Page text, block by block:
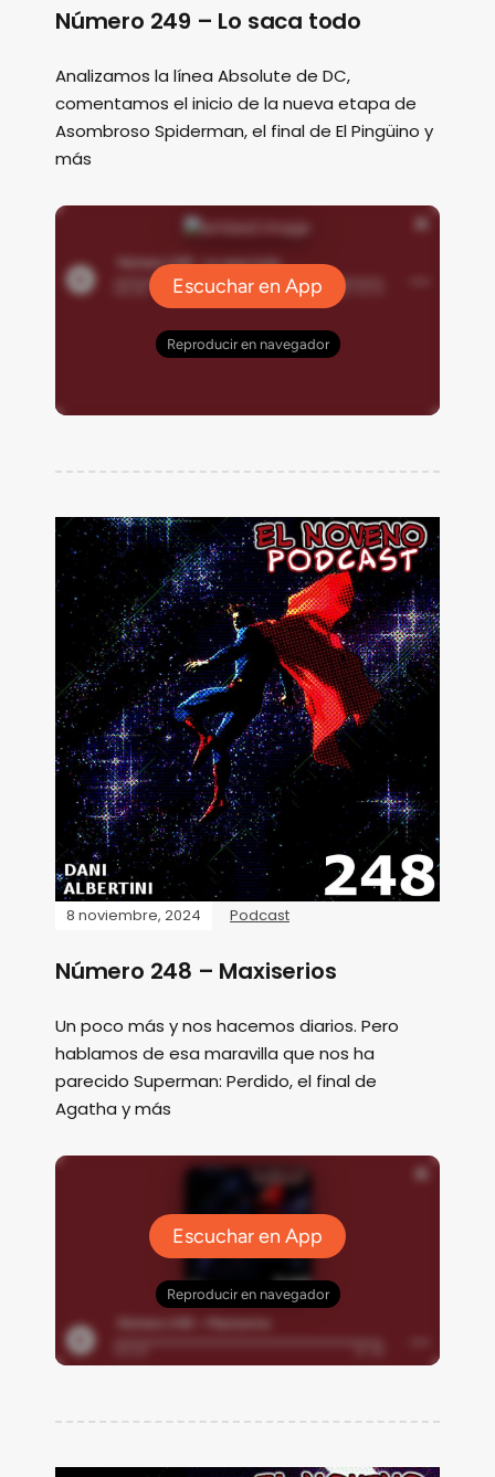
Número 249 – Lo saca todo
Analizamos la línea Absolute de DC,
comentamos el inicio de la nueva etapa de
Asombroso Spiderman, el final de El Pingüino y
más
8 noviembre, 2024 Podcast
Número 248 – Maxiserios
Un poco más y nos hacemos diarios. Pero
hablamos de esa maravilla que nos ha
parecido Superman: Perdido, el final de
Agatha y más